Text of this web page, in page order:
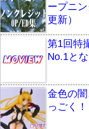
ープニ
更新）
第1回特
No.1と
金色の
っごく